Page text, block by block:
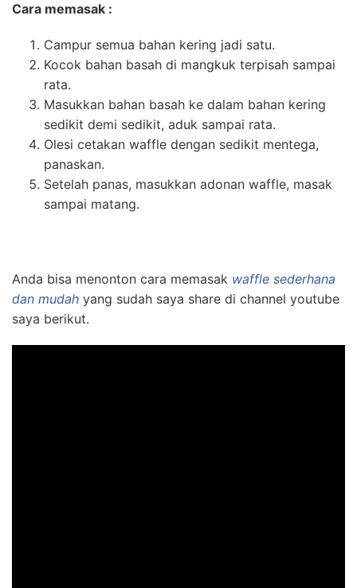
Cara memasak :
Campur semua bahan kering jadi satu.
Kocok bahan basah di mangkuk terpisah sampai
rata.
Masukkan bahan basah ke dalam bahan kering
sedikit demi sedikit, aduk sampai rata.
Olesi cetakan waffle dengan sedikit mentega,
panaskan.
Setelah panas, masukkan adonan waffle, masak
sampai matang.
Anda bisa menonton cara memasak waffle sederhana
dan mudah yang sudah saya share di channel youtube
saya berikut.